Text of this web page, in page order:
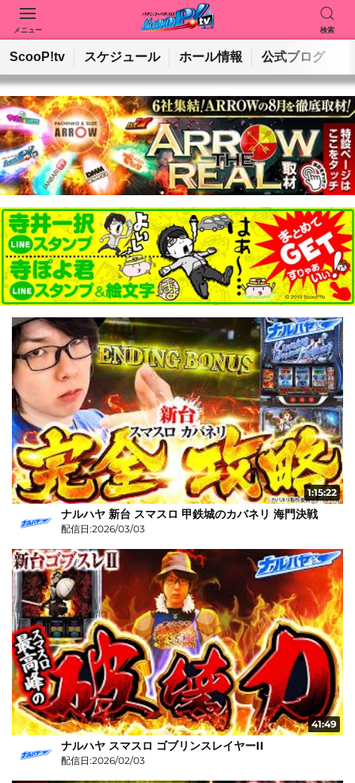
メニュー 検索
動画を検索 ホールを検索
検索
ScooP!tv スケジュール ホール情報 公式ブログ
1:15:22
ナルハヤ 新台 スマスロ 甲鉄城のカバネリ 海門決戦
配信日:2026/03/03
41:49
ナルハヤ スマスロ ゴブリンスレイヤーII
配信日:2026/02/03